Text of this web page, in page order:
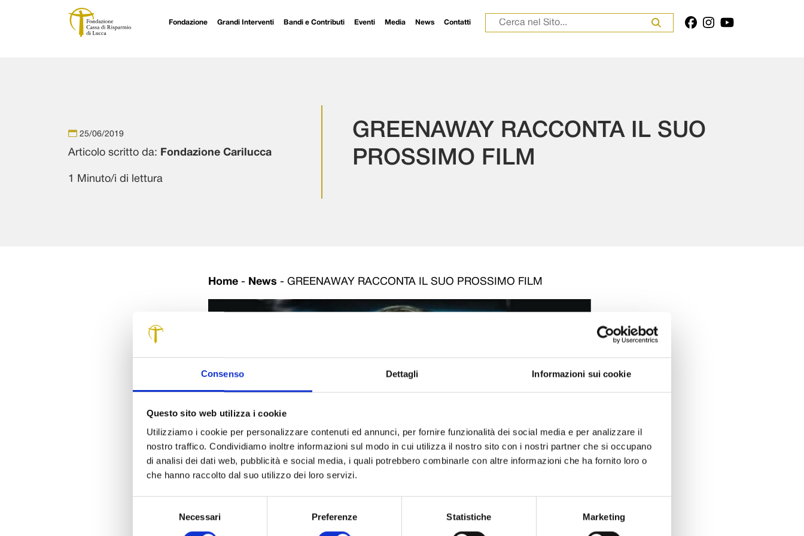
Consenso Dettagli Informazioni sui cookie
Questo sito web utilizza i cookie
Utilizziamo i cookie per personalizzare contenuti ed annunci, per fornire funzionalità dei social media e per analizzare il
nostro traffico. Condividiamo inoltre informazioni sul modo in cui utilizza il nostro sito con i nostri partner che si occupano
di analisi dei dati web, pubblicità e social media, i quali potrebbero combinarle con altre informazioni che ha fornito loro o
che hanno raccolto dal suo utilizzo dei loro servizi.
Necessari Preferenze Statistiche Marketing
Navigazione principale
Fondazione Grandi Interventi Bandi e Contributi Eventi Media News Contatti Ricerca per:
25/06/2019
Articolo scritto da: Fondazione Carilucca
1 Minuto/i di lettura
GREENAWAY RACCONTA IL SUO
PROSSIMO FILM
Home - News - GREENAWAY RACCONTA IL SUO PROSSIMO FILM